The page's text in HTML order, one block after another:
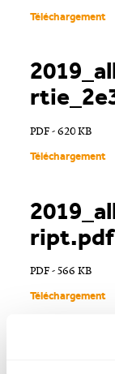
Téléchargement
PDF - 620 KB
Téléchargement
ript.pdf
PDF - 566 KB
Téléchargement